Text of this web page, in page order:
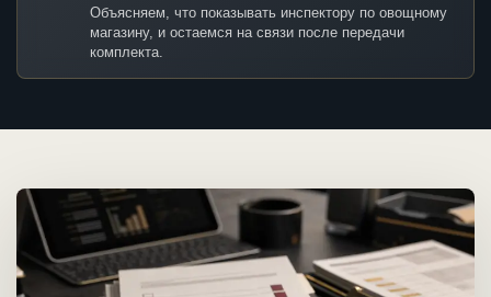
Объясняем, что показывать инспектору по овощному
магазину, и остаемся на связи после передачи
комплекта.